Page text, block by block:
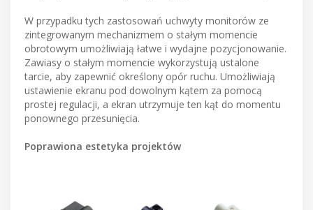
W przypadku tych zastosowań uchwyty monitorów ze
zintegrowanym mechanizmem o stałym momencie
obrotowym umożliwiają łatwe i wydajne pozycjonowanie.
Zawiasy o stałym momencie wykorzystują ustalone
tarcie, aby zapewnić określony opór ruchu. Umożliwiają
ustawienie ekranu pod dowolnym kątem za pomocą
prostej regulacji, a ekran utrzymuje ten kąt do momentu
ponownego przesunięcia.
Poprawiona estetyka projektów